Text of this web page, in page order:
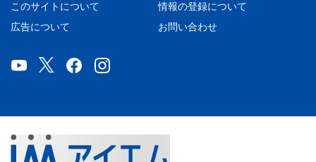
このサイトについて
情報の登録について
広告について
お問い合わせ